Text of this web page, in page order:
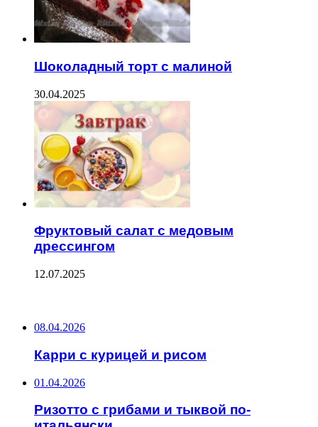
Шоколадный торт с малиной
30.04.2025
Фруктовый салат с медовым
дрессингом
12.07.2025
08.04.2026
Карри с курицей и рисом
01.04.2026
Ризотто с грибами и тыквой по-